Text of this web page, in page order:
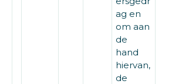
ag en
om aan
de
hand
hiervan,
de